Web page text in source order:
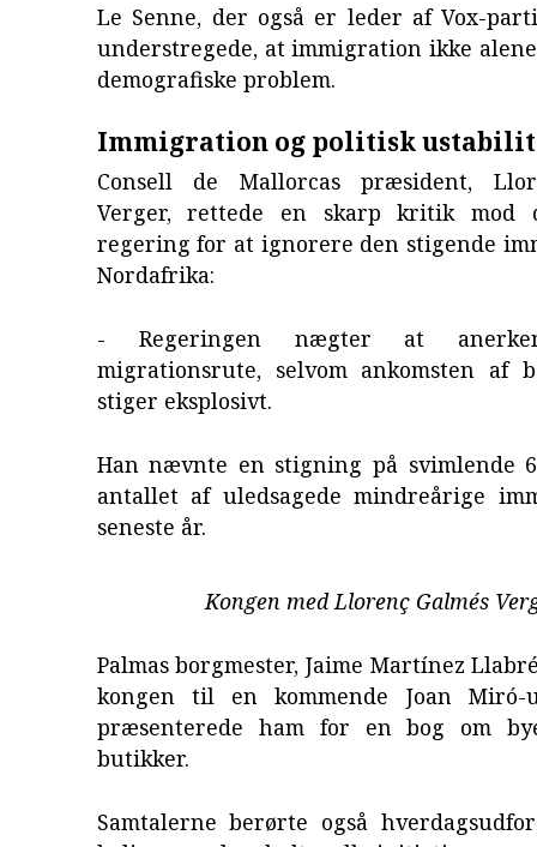
Le Senne, der også er leder af Vox-
understregede, at immigration ikke
demografiske problem.
Immigration og politisk
Consell de Mallorcas præsident,
Verger, rettede en skarp kritik mod
regering for at ignorere den stigende
Nordafrika:
- Regeringen nægter at
migrationsrute, selvom ankomsten af
stiger eksplosivt.
Han nævnte en stigning på svimlende
antallet af uledsagede mindreårige
seneste år.
Kongen med Llorenç Galmés
Palmas borgmester, Jaime Martínez
kongen til en kommende Joan Miró-
præsenterede ham for en bog om
butikker.
Samtalerne berørte også